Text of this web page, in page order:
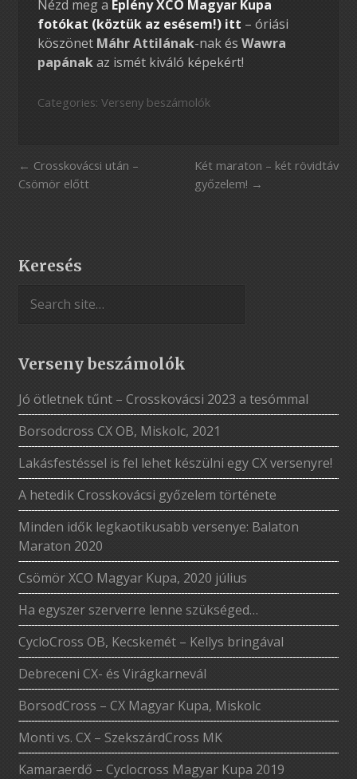
Nézd meg a Eplény XCO Magyar Kupa
fotókat (köztük az esésem!) itt – óriási
köszönet Máhr Attilának-nak és Wawra
papánakaz ismét kiváló képekért!
Categories: Verseny beszámolók
Crosskovácsi után –
Csömör előtt
Két maraton – két rövidtáv
győzelem!
Keresés
Verseny beszámolók
Jó ötletnek tűnt – Crosskovácsi 2023 a tesómmal
Borsodcross CX OB, Miskolc, 2021
Lakásfestéssel is fel lehet készülni egy CX versenyre!
A hetedik Crosskovácsi győzelem története
Minden idők legkaotikusabb versenye: Balaton
Maraton 2020
Csömör XCO Magyar Kupa, 2020 július
Ha egyszer szerverre lenne szükséged…
CycloCross OB, Kecskemét – Kellys bringával
Debreceni CX- és Virágkarnevál
BorsodCross – CX Magyar Kupa, Miskolc
Monti vs. CX – SzekszárdCross MK
Kamaraerdő – Cyclocross Magyar Kupa 2019